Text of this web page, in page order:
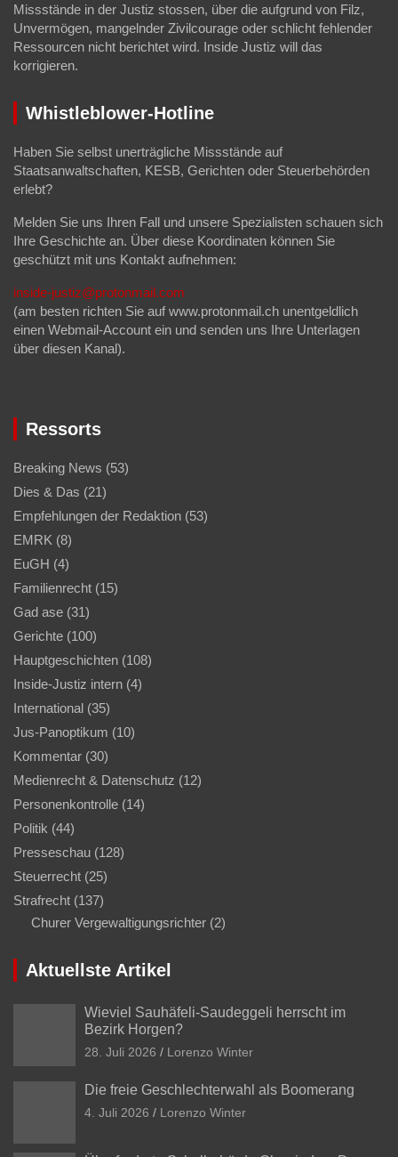
Missstände in der Justiz stossen, über die aufgrund von Filz,
Unvermögen, mangelnder Zivilcourage oder schlicht fehlender
Ressourcen nicht berichtet wird. Inside Justiz will das
korrigieren.
Whistleblower-Hotline
Haben Sie selbst unerträgliche Missstände auf
Staatsanwaltschaften, KESB, Gerichten oder Steuerbehörden
erlebt?
Melden Sie uns Ihren Fall und unsere Spezialisten schauen sich
Ihre Geschichte an. Über diese Koordinaten können Sie
geschützt mit uns Kontakt aufnehmen:
inside-justiz@protonmail.com
(am besten richten Sie auf www.protonmail.ch unentgeldlich
einen Webmail-Account ein und senden uns Ihre Unterlagen
über diesen Kanal).
Ressorts
Breaking News (53)
Dies & Das (21)
Empfehlungen der Redaktion (53)
EMRK (8)
EuGH (4)
Familienrecht (15)
Gad ase (31)
Gerichte (100)
Hauptgeschichten (108)
Inside-Justiz intern (4)
International (35)
Jus-Panoptikum (10)
Kommentar (30)
Medienrecht & Datenschutz (12)
Personenkontrolle (14)
Politik (44)
Presseschau (128)
Steuerrecht (25)
Strafrecht (137)
Churer Vergewaltigungsrichter (2)
Aktuellste Artikel
Wieviel Sauhäfeli-Saudeggeli herrscht im
Bezirk Horgen?
28. Juli 2026 Lorenzo Winter
Die freie Geschlechterwahl als Boomerang
4. Juli 2026 Lorenzo Winter